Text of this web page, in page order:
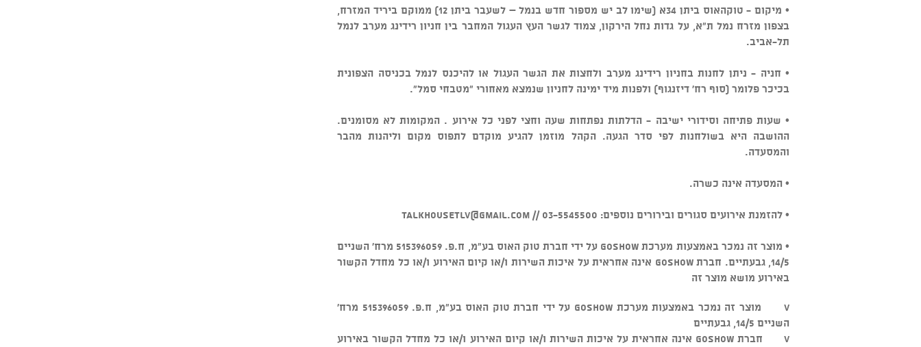
• מיקום - טוקהאוס ביתן 34א (שימו לב יש מספור חדש בנמל – לשעבר ביתן 12) ממוקם ביריד המזרח,
בצפון מזרח נמל ת"א, על גדות נחל הירקון, צמוד לגשר העץ העגול המחבר בין חניון רידינג מערב לנמל
תל-אביב.
• חניה - ניתן לחנות בחניון רידינג מערב ולחצות את הגשר העגול או להיכנס לנמל בכניסה הצפונית
בכיכר פלומר (סוף רח' דיזנגוף) ולפנות מיד ימינה לחניון שנמצא מאחורי "מטבחי סמל".
• שעות פתיחה וסידורי ישיבה - הדלתות נפתחות שעה וחצי לפני כל אירוע . המקומות לא מסומנים.
ההושבה היא בשולחנות לפי סדר הגעה. הקהל מוזמן להגיע מוקדם לתפוס מקום וליהנות מהבר
והמסעדה.
• המסעדה אינה כשרה.
• להזמנת אירועים סגורים ובירורים נוספים: 03-5545500 // talkhousetlv@gmail.com
• מוצר זה נמכר באמצעות מערכת GOSHOW על ידי חברת טוק האוס בע"מ, ח.פ. 515396059 מרח' השניים
14/5, גבעתיים. חברת GOSHOW אינה אחראית על איכות השירות ו/או קיום האירוע ו/או כל מחדל הקשור
באירוע מושא מוצר זה
v מוצר זה נמכר באמצעות מערכת GOSHOW על ידי חברת טוק האוס בע"מ, ח.פ. 515396059 מרח'
השניים 14/5, גבעתיים
v חברת GOSHOW אינה אחראית על איכות השירות ו/או קיום האירוע ו/או כל מחדל הקשור באירוע